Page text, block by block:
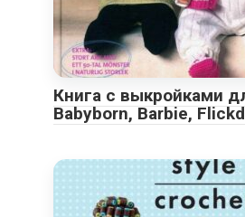
Книга с выкройками
Babyborn, Barbie,